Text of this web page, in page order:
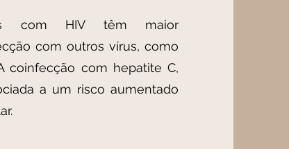
com HIV têm maior
com outros vírus, como
coinfecção com hepatite C,
a um risco aumentado